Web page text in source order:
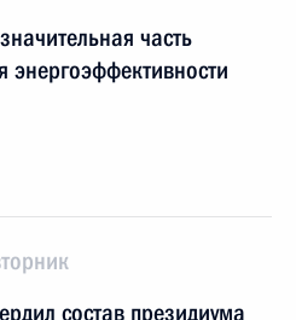
часть
состав президиума